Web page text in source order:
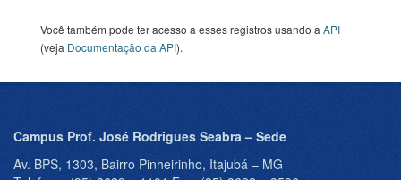
Você também pode ter acesso a esses registros usando a API
(veja Documentação da API).
Campus Prof. José Rodrigues Seabra – Sede
Av. BPS, 1303, Bairro Pinheirinho, Itajubá – MG